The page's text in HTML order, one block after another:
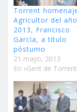
Torrent
Agricultor del año
2013, Francisco
García, a título
póstumo
21 mayo, 2013
En «Gent de